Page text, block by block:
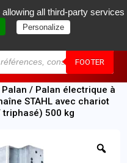
FOOTER
0
Palan / Palan électrique à
STAHL avec chariot
triphasé) 500 kg
allowing all third-party services
Personalize